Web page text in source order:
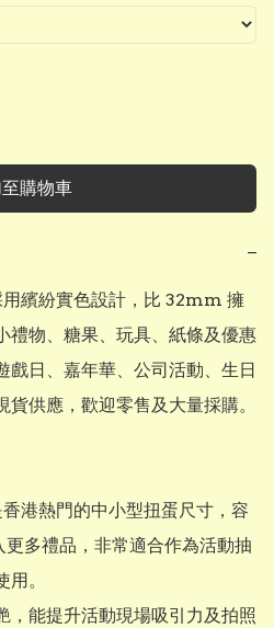
購物車
−
繽紛實色設計，比 32mm 擁
禮物、糖果、玩具、紙條及優惠
戲日、嘉年華、公司活動、生日
供應，歡迎零售及大量採購。
港熱門的中小型扭蛋尺寸，容
多禮品，非常適合作為活動抽
。
，能提升活動現場吸引力及拍照